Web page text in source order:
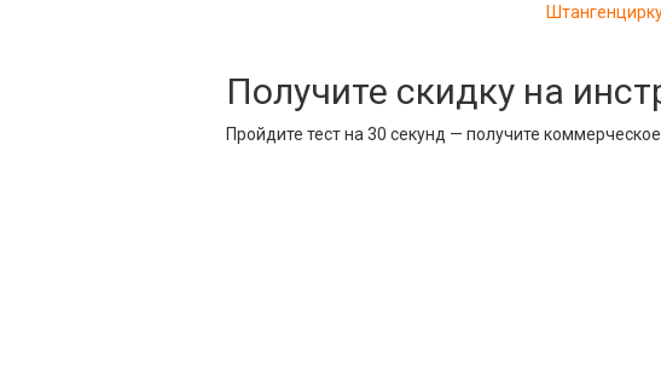
Получите скидку на
Пройдите тест на 30 секунд — получите